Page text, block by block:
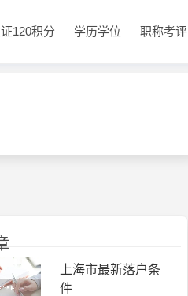
120积分 学历学位 职称考评
上海市最新落户条
件